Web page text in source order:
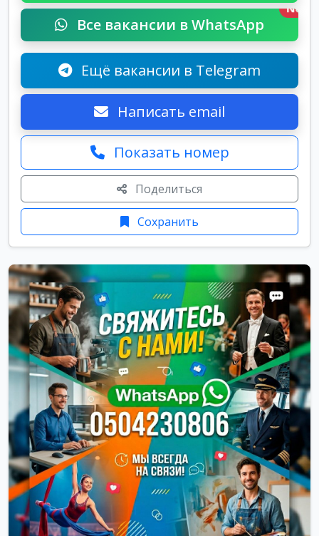
Все вакансии в WhatsApp
New
Ещё вакансии в Telegram
Написать email
Показать номер
Поделиться
Сохранить